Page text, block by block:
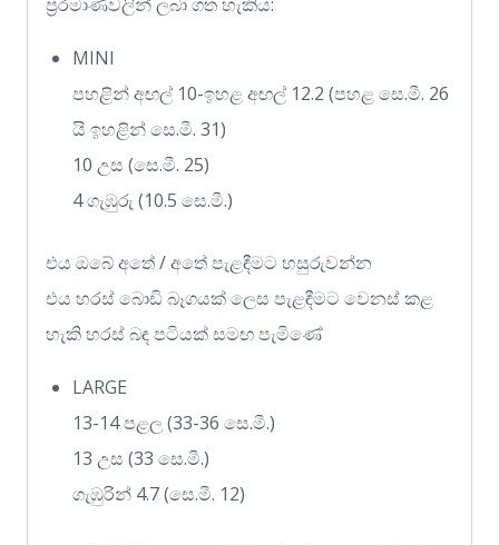
MINI
පහළින් අඟල් 10-ඉහළ අඟල් 12.2 (පහළ සෙ.මී. 26
යි ඉහළින් සෙ.මී. 31)
10 උස (සෙ.මී. 25)
4 ගැඹුරු (10.5 සෙ.මී.)
එය ඔබේ අතේ / අතේ පැළඳීමට හසුරුවන්න
එය හරස් බොඩි බෑගයක් ලෙස පැළඳීමට වෙනස් කළ
හැකි හරස් බඳ පටියක් සමඟ පැමිණේ
LARGE
13-14 පළල (33-36 සෙ.මී.)
13 උස (33 සෙ.මී.)
ගැඹුරින් 4.7 (සෙ.මී. 12)